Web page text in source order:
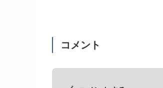
コメント